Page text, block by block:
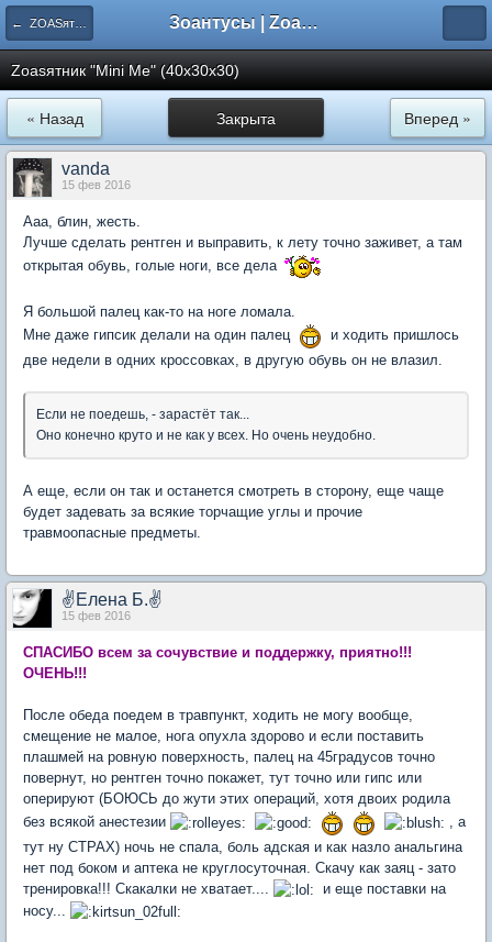
← ZOASятники форумчан Зоантусы | Zoasfan.ru
Zoasятник "Mini Me" (40х30х30)
Закрыта
« Назад Вперед »
vanda
15 фев 2016
Ааа, блин, жесть.
Лучше сделать рентген и выправить, к лету точно заживет, а там
открытая обувь, голые ноги, все дела
Я большой палец как-то на ноге ломала.
Мне даже гипсик делали на один палец
и ходить пришлось
две недели в одних кроссовках, в другую обувь он не влазил.
Если не поедешь, - зарастёт так...
Оно конечно круто и не как у всех. Но очень неудобно.
А еще, если он так и останется смотреть в сторону, еще чаще
будет задевать за всякие торчащие углы и прочие
травмоопасные предметы.
✌Елена Б.✌
15 фев 2016
СПАСИБО всем за сочувствие и поддержку, приятно!!!
ОЧЕНЬ!!!
После обеда поедем в травпункт, ходить не могу вообще,
смещение не малое, нога опухла здорово и если поставить
плашмей на ровную поверхность, палец на 45градусов точно
повернут, но рентген точно покажет, тут точно или гипс или
оперируют (БОЮСЬ до жути этих операций, хотя двоих родила
без всякой анестезии
, а
тут ну СТРАХ) ночь не спала, боль адская и как назло анальгина
нет под боком и аптека не круглосуточная. Скачу как заяц - зато
тренировка!!! Скакалки не хватает....
и еще поставки на
носу...